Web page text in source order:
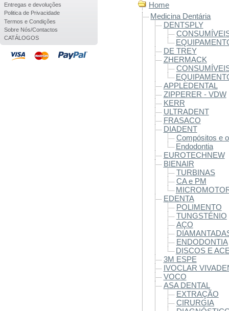
Entregas e devoluções
Politica de Privacidade
Termos e Condições
Sobre Nós/Contactos
CATÁLOGOS
Home
Medicina Dentária
DENTSPLY
DE TREY
ZHERMACK
APPLEDENTAL
ZIPPERER - VDW
KERR
ULTRADENT
FRASACO
DIADENT
Compósitos e
Endodontia
EUROTECHNEW
BIENAIR
TURBINAS
CA e PM
EDENTA
POLIMENTO
TUNGSTÉNIO
AÇO
ENDODONTIA
DISCOS E
3M ESPE
IVOCLAR
VOCO
ASA DENTAL
EXTRAÇÃO
CIRURGIA